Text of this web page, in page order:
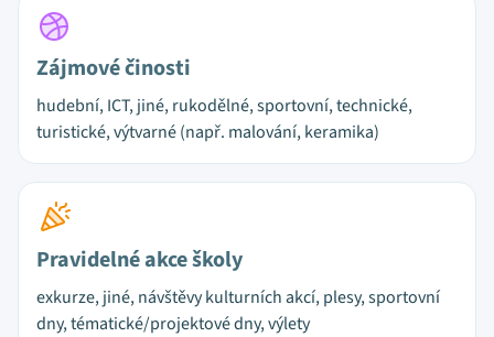
Zájmové činosti
hudební, ICT, jiné, rukodělné, sportovní, technické,
turistické, výtvarné (např. malování, keramika)
Pravidelné akce školy
exkurze, jiné, návštěvy kulturních akcí, plesy, sportovní
dny, tématické/projektové dny, výlety